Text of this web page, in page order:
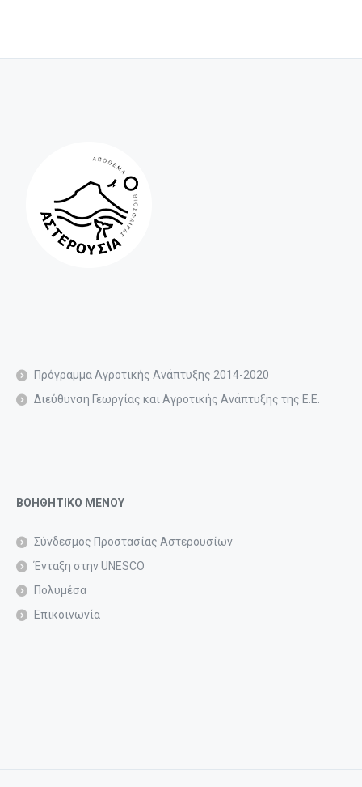
Πρόγραμμα Αγροτικής Ανάπτυξης 2014-2020
Διεύθυνση Γεωργίας και Αγροτικής Ανάπτυξης της Ε.Ε.
ΒΟΗΘΗΤΙΚΟ ΜΕΝΟΥ
Σύνδεσμος Προστασίας Αστερουσίων
Ένταξη στην UNESCO
Πολυμέσα
Επικοινωνία